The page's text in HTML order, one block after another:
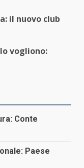
il nuovo club
vogliono:
Conte
Paese